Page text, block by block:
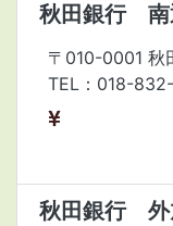
秋田銀行 南
〒010-0001 秋
TEL：018-
秋田銀行 外